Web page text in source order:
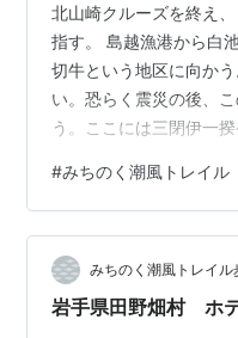
北山崎クルーズを終え
指す。 島越漁港から白
切牛という地区に向か
い。恐らく震災の後、
う。ここには三閉伊一
で起こった一揆の発祥
もっと楽しめるんだろ
あたりまで来る。地図
口わかりずらい）と書
と、栃の実拾いをして
#みちのく潮風トレイル
みちのく潮風トレイル
岩手県田野畑村 ホ